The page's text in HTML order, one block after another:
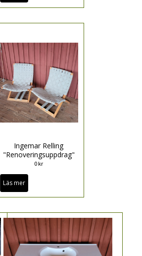
Ingemar Relling
"Renoveringsuppdrag"
0 kr
Läs mer